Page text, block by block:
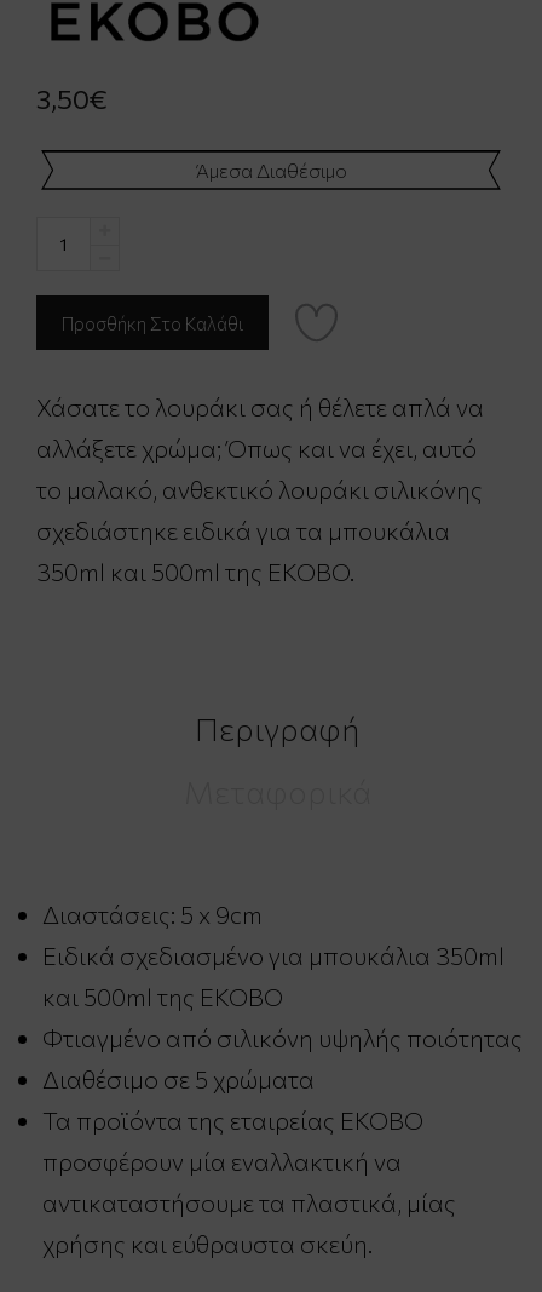
3,50€
Άμεσα Διαθέσιμο
Χάσατε το λουράκι σας ή θέλετε απλά να
αλλάξετε χρώμα; Όπως και να έχει, αυτό
το μαλακό, ανθεκτικό λουράκι σιλικόνης
σχεδιάστηκε ειδικά για τα μπουκάλια
350ml και 500ml της EKOBO.
Περιγραφή
Διαστάσεις: 5 x 9cm
Ειδικά σχεδιασμένο για μπουκάλια 350ml
και 500ml της EKOBO
Φτιαγμένο από σιλικόνη υψηλής ποιότητας
Διαθέσιμο σε 5 χρώματα
Τα προϊόντα της εταιρείας EKOBO
προσφέρουν μία εναλλακτική να
αντικαταστήσουμε τα πλαστικά, μίας
χρήσης και εύθραυστα σκεύη.